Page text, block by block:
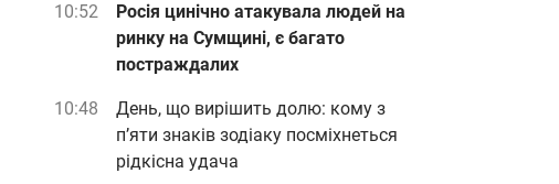
10:52
Росія цинічно атакувала людей на
ринку на Сумщині, є багато
постраждалих
10:48
День, що вирішить долю: кому з
п’яти знаків зодіаку посміхнеться
рідкісна удача